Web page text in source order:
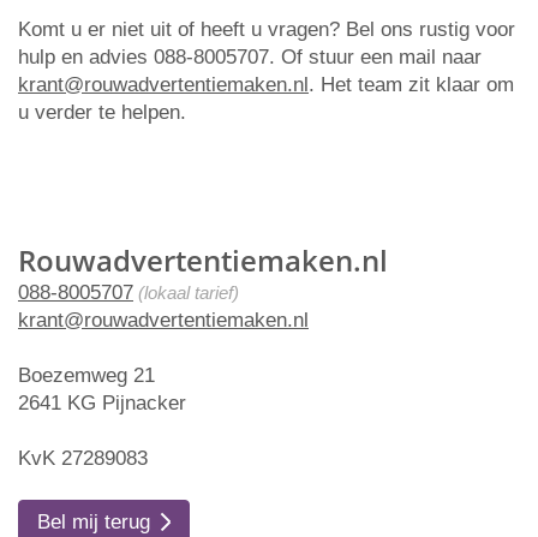
Rouwadvertentiemaken.nl
088-8005707 (lokaal tarief)
krant@rouwadvertentiemaken.nl
Boezemweg 21
2641 KG Pijnacker
KvK 27289083
Bel mij terug
Komt u er niet uit of heeft u vragen? Bel ons rustig voor
hulp en advies 088-8005707. Of stuur een mail naar
krant@rouwadvertentiemaken.nl. Het team zit klaar om
u verder te helpen.